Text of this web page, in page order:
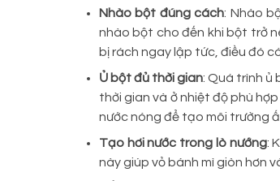
Nhào bột đúng cách: Nhào
nhào bột cho đến khi bột trở
bị rách ngay lập tức, điều đó
Ủ bột đủ thời gian: Quá trình ủ
thời gian và ở nhiệt độ phù
nước nóng để tạo môi trường
Tạo hơi nước trong lò nướng:
này giúp vỏ bánh mì giòn hơn